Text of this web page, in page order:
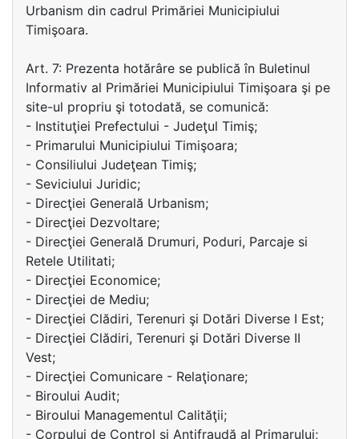
Urbanism din cadrul Primăriei Municipiului
Timişoara.
Art. 7: Prezenta hotărâre se publică în Buletinul
Informativ al Primăriei Municipiului Timişoara şi pe
site-ul propriu şi totodată, se comunică:
- Instituţiei Prefectului - Judeţul Timiş;
- Primarului Municipiului Timişoara;
- Consiliului Judeţean Timiş;
- Seviciului Juridic;
- Direcţiei Generală Urbanism;
- Direcţiei Dezvoltare;
- Direcţiei Generală Drumuri, Poduri, Parcaje si
Retele Utilitati;
- Direcţiei Economice;
- Direcţiei de Mediu;
- Direcţiei Clădiri, Terenuri şi Dotări Diverse I Est;
- Direcţiei Clădiri, Terenuri şi Dotări Diverse II
Vest;
- Direcţiei Comunicare - Relaţionare;
- Biroului Audit;
- Biroului Managementul Calităţii;
- Corpului de Control şi Antifraudă al Primarului;